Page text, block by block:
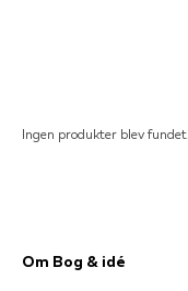
Ingen produkter blev fundet.
Om Bog & idé